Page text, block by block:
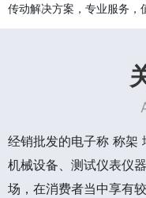
传动解决方案，专业服务，
经销批发的电子称 称架
机械设备、测试仪表仪
场，在消费者当中享有